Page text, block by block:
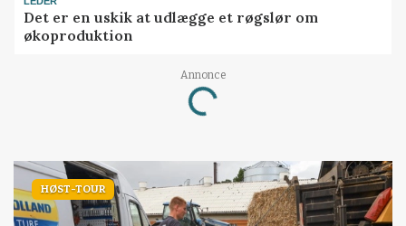
Det er en uskik at udlægge et røgslør om
økoproduktion
Annonce
Loading...
HØST-TOUR